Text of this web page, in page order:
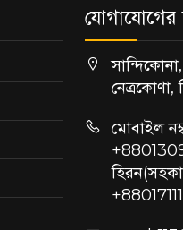
যোগাযোগের
নেত্রকোণা,
মোবাইল